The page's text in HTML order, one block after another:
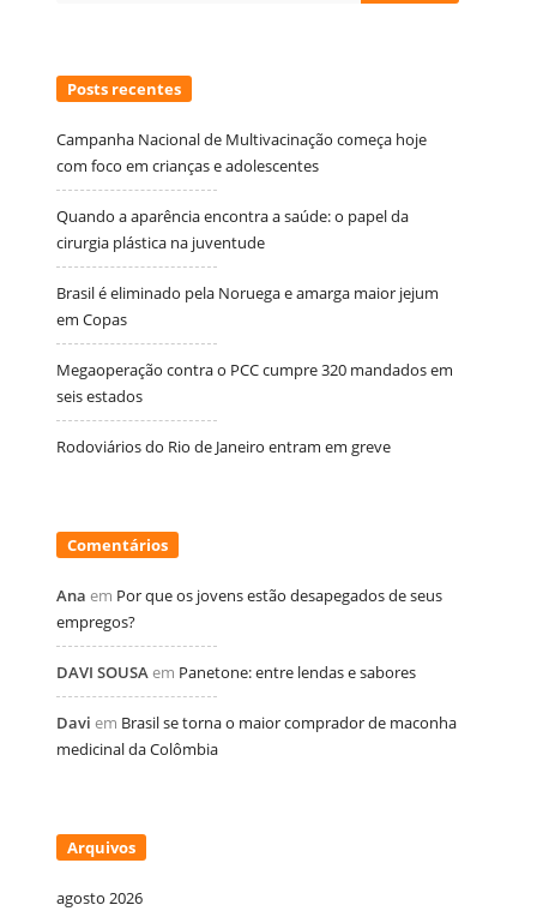
Posts recentes
Campanha Nacional de Multivacinação começa hoje
com foco em crianças e adolescentes
Quando a aparência encontra a saúde: o papel da
cirurgia plástica na juventude
Brasil é eliminado pela Noruega e amarga maior jejum
em Copas
Megaoperação contra o PCC cumpre 320 mandados em
seis estados
Rodoviários do Rio de Janeiro entram em greve
Comentários
Ana em Por que os jovens estão desapegados de seus
empregos?
DAVI SOUSAem Panetone: entre lendas e sabores
Davi em Brasil se torna o maior comprador de maconha
medicinal da Colômbia
Arquivos
agosto 2026